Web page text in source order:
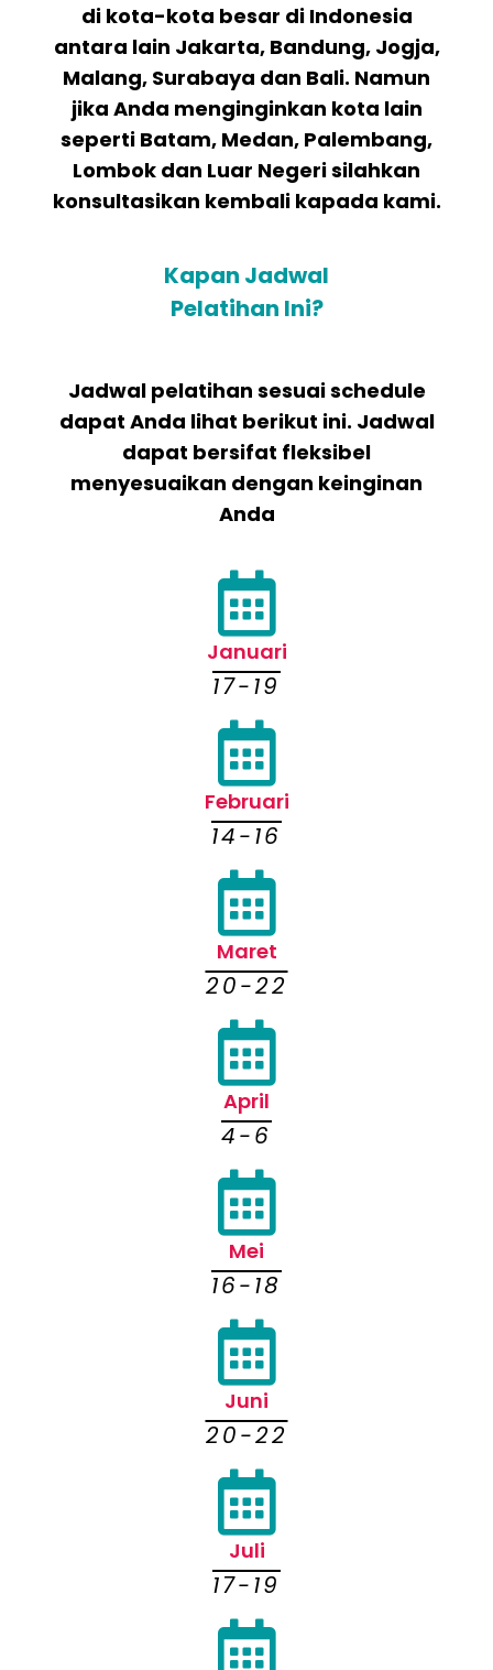
di kota-kota besar di Indonesia
antara lain Jakarta, Bandung, Jogja,
Malang, Surabaya dan Bali. Namun
jika Anda menginginkan kota lain
seperti Batam, Medan, Palembang,
Lombok dan Luar Negeri silahkan
konsultasikan kembali kapada kami.
Kapan Jadwal
Pelatihan Ini?
Jadwal pelatihan sesuai schedule
dapat Anda lihat berikut ini. Jadwal
dapat bersifat fleksibel
menyesuaikan dengan keinginan
Anda
Januari
17-19
Februari
14-16
Maret
20-22
April
4-6
Mei
16-18
Juni
20-22
Juli
17-19